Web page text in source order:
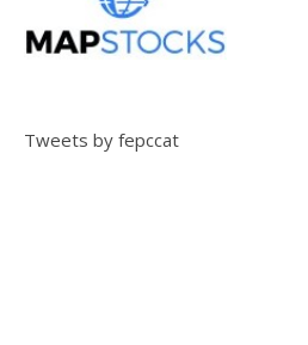
Tweets by fepccat